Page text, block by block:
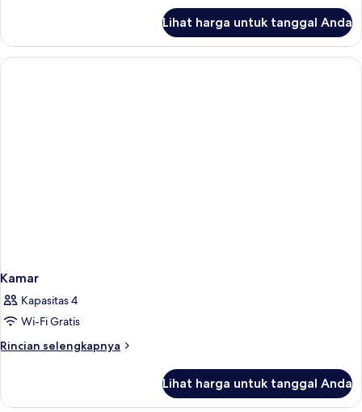
Standard
Twin
Room
Lihat harga untuk tanggal Anda
Kamar
Kapasitas 4
Wi-Fi Gratis
Rincian selengkapnya
Rincian
Kamar
Lihat harga untuk tanggal Anda